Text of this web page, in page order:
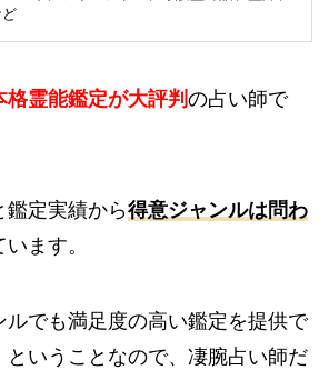
格霊能鑑定が大評判 の占い師で
鑑定実績から得意ジャンルは問わ
ます。
ルでも満足度の高い鑑定を提供で
ということなので、凄腕占い師だ